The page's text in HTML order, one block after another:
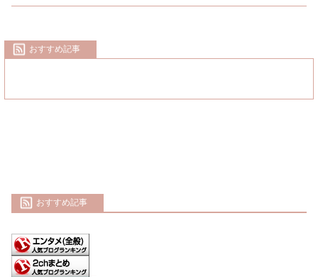
おすすめ記事
おすすめ記事